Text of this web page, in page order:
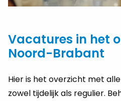
Vacatures in het
Noord-Brabant
Hier is het over­zicht met
zowel tij­de­lijk als re­gu­lier.